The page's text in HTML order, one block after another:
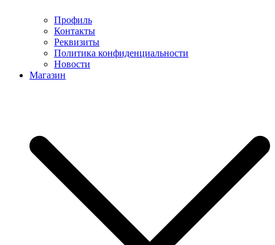
Профиль
Контакты
Реквизиты
Политика конфиденциальности
Новости
Магазин